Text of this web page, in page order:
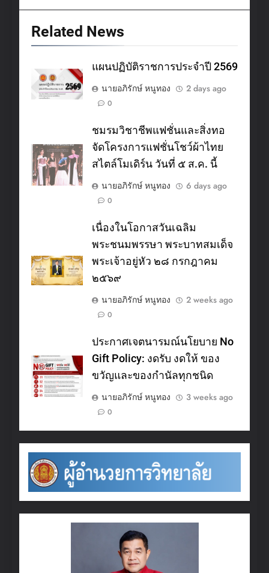
Related News
แผนปฏิบัติราชการประจำปี 2569
นายอภิรักษ์ หนูทอง
2 days ago
0
ชมรมวิชาชีพแฟชั่นและสิ่งทอ
จัดโครงการแฟชั่นโชว์ผ้าไทย
สไตล์โมเดิร์น วันที่ ๕ ส.ค. นี้
นายอภิรักษ์ หนูทอง
6 days ago
0
เนื่องในโอกาสวันเฉลิม
พระชนมพรรษา พระบาทสมเด็จ
พระเจ้าอยู่หัว ๒๘ กรกฎาคม
๒๕๖๙
นายอภิรักษ์ หนูทอง
2 weeks ago
0
ประกาศเจตนารมณ์นโยบาย No
Gift Policy: งดรับ งดให้ ของ
ขวัญและของกำนัลทุกชนิด
นายอภิรักษ์ หนูทอง
3 weeks ago
0